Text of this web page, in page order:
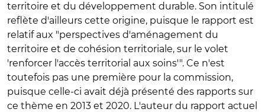
territoire et du développement durable. Son intitulé
reflète d'ailleurs cette origine, puisque le rapport est
relatif aux "perspectives d'aménagement du
territoire et de cohésion territoriale, sur le volet
'renforcer l'accès territorial aux soins'". Ce n'est
toutefois pas une première pour la commission,
puisque celle-ci avait déjà présenté des rapports sur
ce thème en 2013 et 2020. L'auteur du rapport actuel